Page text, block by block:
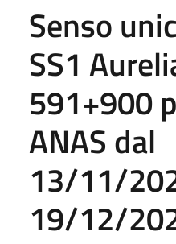
Senso
SS1
591+900
ANAS dal
13/11/
19/12/